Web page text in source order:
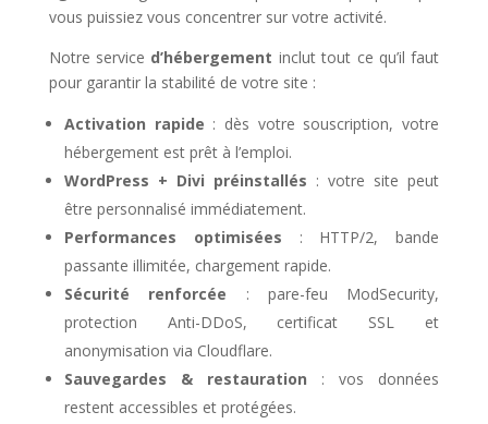
vous puissiez vous concentrer sur votre activité.
Notre service d’hébergement inclut tout ce qu’il faut
pour garantir la stabilité de votre site :
Activation rapide : dès votre souscription, votre
hébergement est prêt à l’emploi.
WordPress + Divi préinstallés : votre site peut
être personnalisé immédiatement.
Performances optimisées : HTTP/2, bande
passante illimitée, chargement rapide.
Sécurité renforcée : pare-feu ModSecurity,
protection Anti-DDoS, certificat SSL et
anonymisation via Cloudflare.
Sauvegardes & restauration : vos données
restent accessibles et protégées.